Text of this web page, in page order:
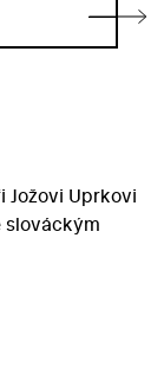
Jožovi Uprkovi
slováckým